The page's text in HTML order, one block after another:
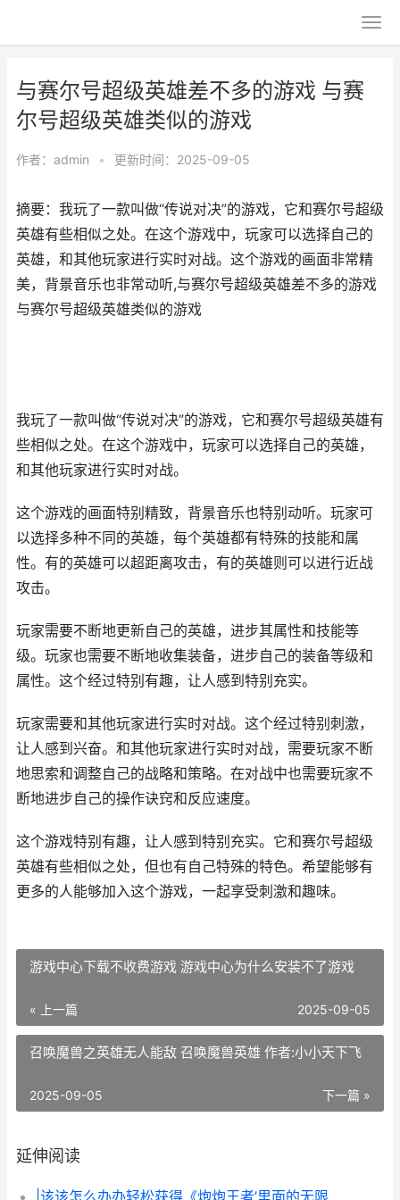
与赛尔号超级英雄差不多的游戏 与赛
尔号超级英雄类似的游戏
作者： admin • 更新时间：2025-09-05
摘要：我玩了一款叫做“传说对决”的游戏，它和赛尔号超级
英雄有些相似之处。在这个游戏中，玩家可以选择自己的
英雄，和其他玩家进行实时对战。这个游戏的画面非常精
美，背景音乐也非常动听,与赛尔号超级英雄差不多的游戏
与赛尔号超级英雄类似的游戏
我玩了一款叫做“传说对决”的游戏，它和赛尔号超级英雄有
些相似之处。在这个游戏中，玩家可以选择自己的英雄，
和其他玩家进行实时对战。
这个游戏的画面特别精致，背景音乐也特别动听。玩家可
以选择多种不同的英雄，每个英雄都有特殊的技能和属
性。有的英雄可以超距离攻击，有的英雄则可以进行近战
攻击。
玩家需要不断地更新自己的英雄，进步其属性和技能等
级。玩家也需要不断地收集装备，进步自己的装备等级和
属性。这个经过特别有趣，让人感到特别充实。
玩家需要和其他玩家进行实时对战。这个经过特别刺激，
让人感到兴奋。和其他玩家进行实时对战，需要玩家不断
地思索和调整自己的战略和策略。在对战中也需要玩家不
断地进步自己的操作诀窍和反应速度。
这个游戏特别有趣，让人感到特别充实。它和赛尔号超级
英雄有些相似之处，但也有自己特殊的特色。希望能够有
更多的人能够加入这个游戏，一起享受刺激和趣味。
游戏中心下载不收费游戏 游戏中心为什么安装不了游戏
« 上一篇 2025-09-05
召唤魔兽之英雄无人能敌 召唤魔兽英雄 作者:小小天下飞
下一篇 »
2025-09-05
延伸阅读